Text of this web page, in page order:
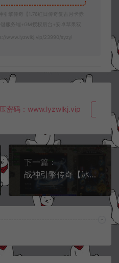
引擎传奇【1.76红日传奇复古月卡赤
服务端+GM授权后台+安卓苹果双
www.lyzwlkj.vip/23990/syzy/
密码：www.lyzwlkj.vip
下一篇：
战神引擎传奇【冰雪战神至邪海神中变单职业】10月最新整理Win一键服务端+GM授权后台+安卓+详细搭建教程+视频教程